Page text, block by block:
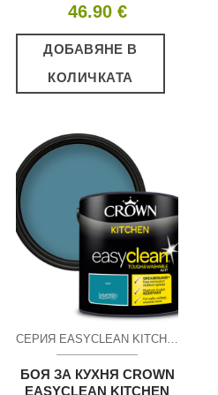
46.90 €
ДОБАВЯНЕ В
КОЛИЧКАТА
СЕРИЯ EASYCLEAN KITCHEN ПОЧИСТВАЩ СЕ МАТ
БОЯ ЗА КУХНЯ CROWN
EASYCLEAN KITCHEN